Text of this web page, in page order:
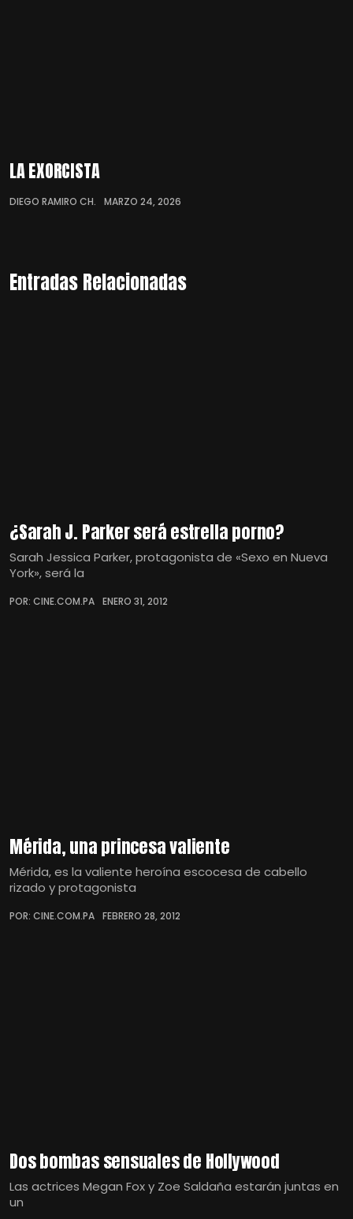
LA EXORCISTA
DIEGO RAMIRO CH. MARZO 24, 2026
Entradas Relacionadas
¿Sarah J. Parker será estrella porno?
Sarah Jessica Parker, protagonista de «Sexo en Nueva
York», será la
POR: CINE.COM.PA ENERO 31, 2012
Mérida, una princesa valiente
Mérida, es la valiente heroína escocesa de cabello
rizado y protagonista
POR: CINE.COM.PA FEBRERO 28, 2012
Dos bombas sensuales de Hollywood
Las actrices Megan Fox y Zoe Saldaña estarán juntas en
un